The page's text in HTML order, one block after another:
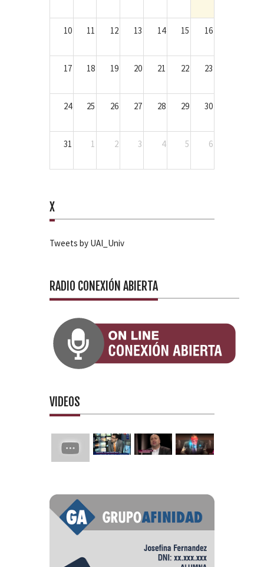
10 11 12 13 14 15 16
17 18 19 20 21 22 23
24 25 26 27 28 29 30
31 1 2 3 4 5 6
X
Tweets by UAI_Univ
RADIO CONEXIÓN ABIERTA
VIDEOS